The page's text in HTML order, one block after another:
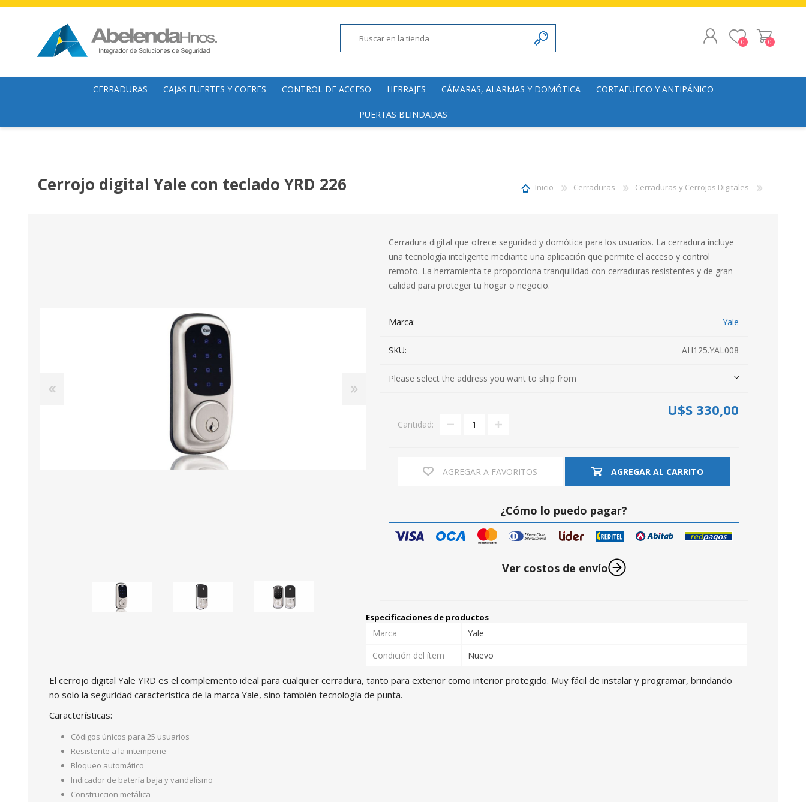
REGISTRO
0 0
CERRADURAS
Cerraduras mecánicas
Candados
CAJAS FUERTES Y COFRES
Cofres
Organizador de billetes
CONTROL DE ACCESO
Lectoras
Molinetes
HERRAJES
Manillas y Pomos
CÁMARAS, ALARMAS Y DOMÓTICA
Cámaras de fácil instalación
CORTAFUEGO Y ANTIPÁNICO
Puertas
PUERTAS BLINDADAS
Inicio Cerraduras Cerraduras y Cerrojos Digitales
Cerrojo digital Yale con teclado YRD 226
Cerradura digital que ofrece seguridad y domótica para los usuarios. La cerradura incluye
una tecnología inteligente mediante una aplicación que permite el acceso y control
remoto. La herramienta te proporciona tranquilidad con cerraduras resistentes y de gran
calidad para proteger tu hogar o negocio.
Marca: Yale
SKU: AH125.YAL008
Please select the address you want to ship from
U$S 330,00
Cantidad:
AGREGAR A FAVORITOS AGREGAR AL CARRITO
¿Cómo lo puedo pagar?
Ver costos de envío
Especificaciones de productos
Marca
Yale
Condición del ítem
Nuevo
El cerrojo digital Yale YRD es el complemento ideal para cualquier cerradura, tanto para exterior como interior protegido. Muy fácil de instalar y programar, brindando
no solo la seguridad característica de la marca Yale, sino también tecnología de punta.
Características:
Códigos únicos para 25 usuarios
Resistente a la intemperie
Bloqueo automático
Indicador de batería baja y vandalismo
Construccion metálica